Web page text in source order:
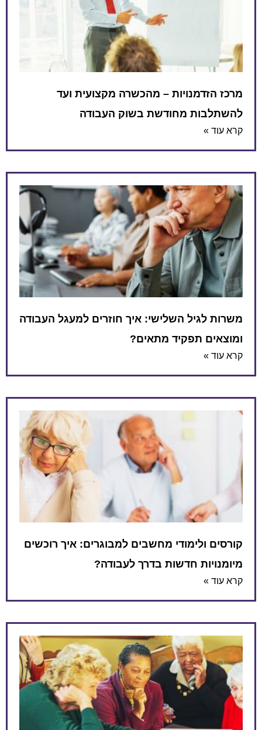
מרכז הזדמנויות – מהכשרה מקצועית ועד
להשתלבות מחודשת בשוק העבודה
קרא עוד »
משרות לגיל השלישי: איך חוזרים למעגל העבודה
ומוצאים תפקיד מתאים?
קרא עוד »
קורסים ולימודי מחשבים למבוגרים: איך רוכשים
מיומנויות חדשות בדרך לעבודה?
קרא עוד »